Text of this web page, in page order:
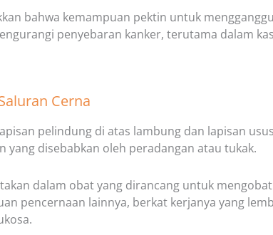
bahwa kemampuan pektin untuk
penyebaran kanker, terutama dalam
Cerna
pelindung di atas lambung dan lapisan
yang disebabkan oleh peradangan atau tukak.
dalam obat yang dirancang untuk
pencernaan lainnya, berkat kerjanya yang